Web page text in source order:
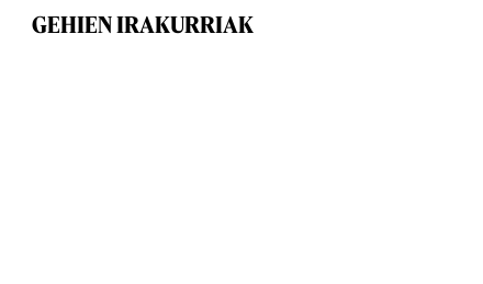
GEHIEN IRAKURRIAK